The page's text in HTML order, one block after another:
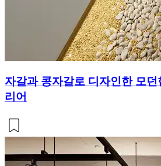
자갈과 콩자갈로 디자인한 모던
리어